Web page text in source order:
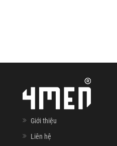
Giới thiệu
Liên hệ